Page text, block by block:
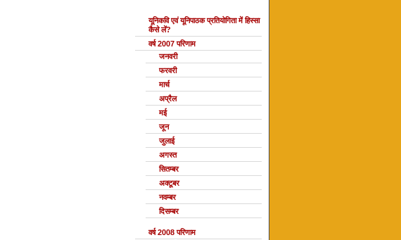
यूनिकवि एवं यूनिपाठक प्रतियोगिता में हिस्सा
कैसे लें?
वर्ष 2007 परिणाम
जनवरी
फरवरी
मार्च
अप्रैल
मई
जून
जुलाई
अगस्त
सितम्बर
अक्टूबर
नवम्बर
दिसम्बर
वर्ष 2008 परिणाम